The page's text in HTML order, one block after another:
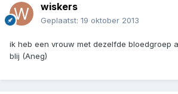
wiskers
Geplaatst: 19 oktober 2013
ik heb een vrouw met dezelfde bloedgroep
blij (Aneg)